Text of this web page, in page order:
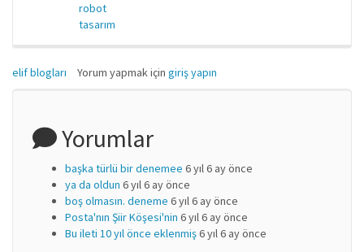
robot
tasarım
elif blogları Yorum yapmak için giriş yapın
Yorumlar
başka türlü bir denemee 6 yıl 6 ay önce
ya da oldun 6 yıl 6 ay önce
boş olmasın. deneme 6 yıl 6 ay önce
Posta'nın Şiir Köşesi'nin 6 yıl 6 ay önce
Bu ileti 10 yıl önce eklenmiş6 yıl 6 ay önce